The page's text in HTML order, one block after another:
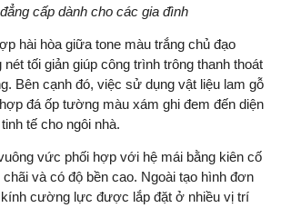
cấp dành cho các gia đình
hài hòa giữa tone màu trắng chủ đạo
tối giản giúp công trình trông thanh thoát
Bên cạnh đó, việc sử dụng vật liệu lam gỗ
đá ốp tường màu xám ghi đem đến diện
tế cho ngôi nhà.
vức phối hợp với hệ mái bằng kiên cố
và có độ bền cao. Ngoài tạo hình đơn
cường lực được lắp đặt ở nhiều vị trí